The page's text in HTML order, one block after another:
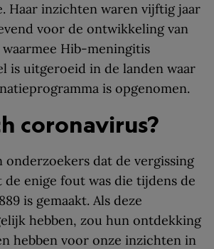
Haar inzichten waren vijftig jaar
voor de ontwikkeling van
Hib-meningitis
is uitgeroeid in de landen waar
is opgenomen.
coronavirus?
onderzoekers dat de vergissing
enige fout was die tijdens de
is gemaakt. Als deze
hebben, zou hun ontdekking
hebben voor onze inzichten in